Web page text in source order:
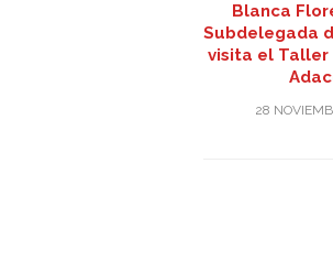
Blanca
Subdelegada
visita el Taller
28